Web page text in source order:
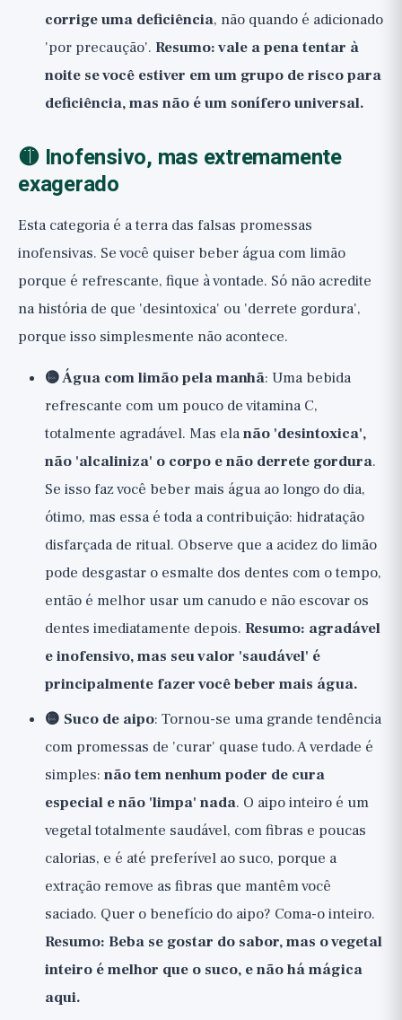
corrige uma deficiência, não quando é adicionado
'por precaução'. Resumo: vale a pena tentar à
noite se você estiver em um grupo de risco para
deficiência, mas não é um sonífero universal.
🟡 Inofensivo, mas extremamente
exagerado
Esta categoria é a terra das falsas promessas
inofensivas. Se você quiser beber água com limão
porque é refrescante, fique à vontade. Só não acredite
na história de que 'desintoxica' ou 'derrete gordura',
porque isso simplesmente não acontece.
🟡 Água com limão pela manhã: Uma bebida
refrescante com um pouco de vitamina C,
totalmente agradável. Mas elanão 'desintoxica',
não 'alcaliniza' o corpo e não derrete gordura.
Se isso faz você beber mais água ao longo do dia,
ótimo, mas essa é toda a contribuição: hidratação
disfarçada de ritual. Observe que a acidez do limão
pode desgastar o esmalte dos dentes com o tempo,
então é melhor usar um canudo e não escovar os
dentes imediatamente depois. Resumo: agradável
e inofensivo, mas seu valor 'saudável' é
principalmente fazer você beber mais água.
🟡 Suco de aipo: Tornou-se uma grande tendência
com promessas de 'curar' quase tudo. A verdade é
simples: não tem nenhum poder de cura
especial e não 'limpa' nada. O aipo inteiro é um
vegetal totalmente saudável, com fibras e poucas
calorias, e é até preferível ao suco, porque a
extração remove as fibras que mantêm você
saciado. Quer o benefício do aipo? Coma-o inteiro.
Resumo: Beba se gostar do sabor, mas o vegetal
inteiro é melhor que o suco, e não há mágica
aqui.